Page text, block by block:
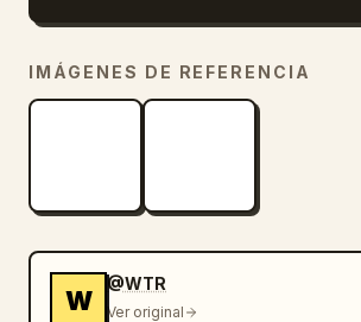
IMÁGENES DE REFERENCIA
W
@WTR
Ver original